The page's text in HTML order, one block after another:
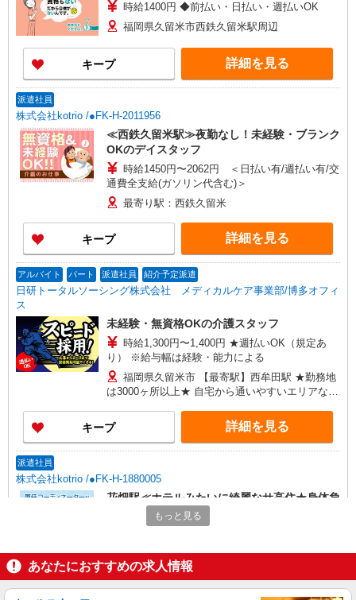
時給1400円 ◆前払い・日払い・週払いOK
福岡県久留米市西鉄久留米駅周辺
キープ 詳細を見る
派遣社員
株式会社kotrio /●FK-H-2011956
≪西鉄久留米駅≫夜勤なし！未経験・ブランク
OKのデイスタッフ
時給1450円〜2062円 ＜日払い有/週払い有/交
通費全支給(ガソリン代含む)＞
最寄り駅：西鉄久留米
キープ 詳細を見る
アルバイト パート 派遣社員 紹介予定派遣
日研トータルソーシング株式会社 メディカルケア事業部/博多オフィ
ス
未経験・無資格OKの介護スタッフ
時給1,300円〜1,400円 ★週払いOK（規定あ
り） ※給与幅は経験・能力による
福岡県久留米市 【最寄駅】西牟田駅 ★勤務地
は3000ヶ所以上★ 自宅から通いやすいエリアな
キープ 詳細を見る
派遣社員
株式会社kotrio /●FK-H-1880005
花畑駅≪ホテルみたいに綺麗なサ高住★身体負
担少ない仕事
久留米市花畑
もっと見る
あなたにおすすめの求人情報